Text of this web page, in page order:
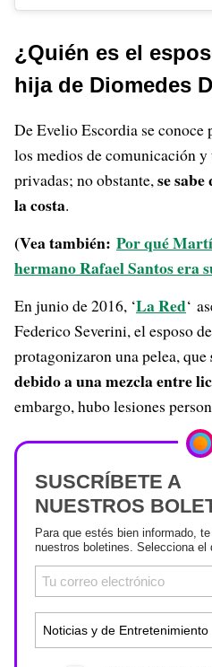
¿Quién es el
hija de Diomedes
De Evelio Escordia se conoce
los medios de comunicación y
privadas; no obstante,se
la costa.
(Vea también: Por qué
hermano Rafael Santos era
En junio de 2016, ‘La Red‘
Federico Severini, el esposo
protagonizaron una pelea, que
debido a una mezcla entre
embargo, hubo lesiones
SUSCRÍBETE A
NUESTROS
Para que estés bien informado,
nuestros boletines. Selecciona el